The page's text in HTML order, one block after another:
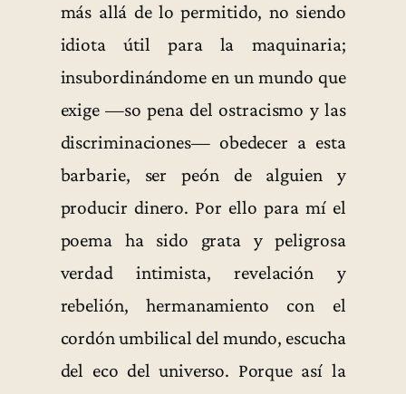
más allá de lo permitido, no siendo
idiota útil para la maquinaria;
insubordinándome en un mundo que
exige —so pena del ostracismo y las
discriminaciones— obedecer a esta
barbarie, ser peón de alguien y
producir dinero. Por ello para mí el
poema ha sido grata y peligrosa
verdad intimista, revelación y
rebelión, hermanamiento con el
cordón umbilical del mundo, escucha
del eco del universo. Porque así la